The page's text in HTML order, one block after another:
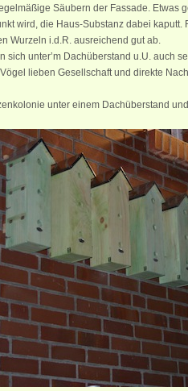
Säubern der Fassade. Etwas
wird, die Haus-Substanz dabei
Wurzeln i.d.R. ausreichend gut ab.
sich unter’m Dachüberstand u.U. auch
lieben Gesellschaft und direkte
unter einem Dachüberstand